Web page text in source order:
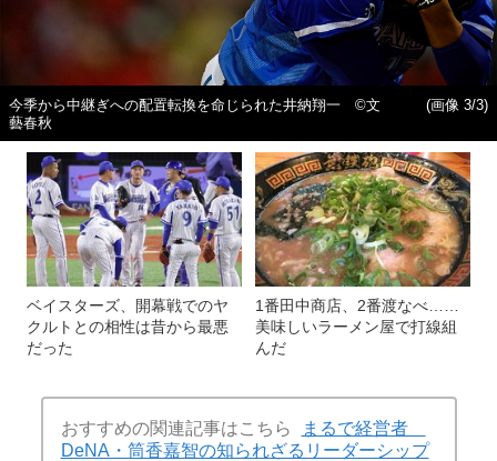
今季から中継ぎへの配置転換を命じられた井納翔一 ©文
藝春秋
(画像 3/3)
ベイスターズ、開幕戦でのヤ
クルトとの相性は昔から最悪
だった
1番田中商店、2番渡なべ……
美味しいラーメン屋で打線組
んだ
おすすめの関連記事はこちら
まるで経営者
DeNA・筒香嘉智の知られざるリーダーシップ